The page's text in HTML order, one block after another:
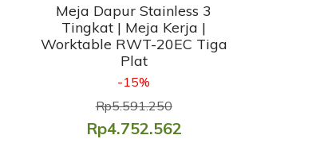
Meja Dapur Stainless 3
Tingkat | Meja Kerja |
Worktable RWT-20EC Tiga
Plat
-15%
Rp5.591.250
Rp4.752.562